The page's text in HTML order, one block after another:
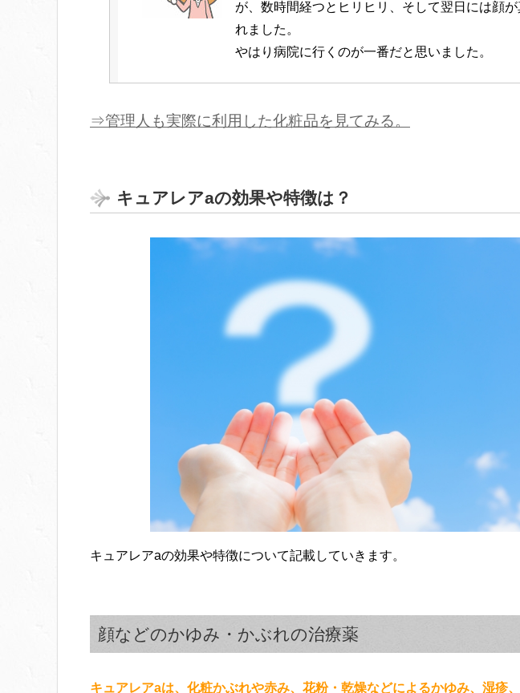
5年ほど前から目の周りや口周り首などに痒み・
毎晩の風呂上がりと朝の洗顔後に化粧水の上から
何年も悩んでいた症状から解放されて泣くほど
40代女性
花粉症皮膚炎になり、病院に行くかどうか迷った
キュアレアaをつけたら1時間ほどで痒みがなくな
腫れもほとんどひきました。
2日後には完全に治り、化粧も出来るようになっ
助かりました。
目の周りにも塗る事が出来たので良かったです。
日焼け止めを使用しかぶれた肌に、キュアレアa
用してみました。
が、数時間経つとヒリヒリ、そして翌日には顔
れました。
やはり病院に行くのが一番だと思いました。
アレアaを購入し使用しました。
ます。
40代女性
キュアレアaは、非ステロイドで目元にも使える
待して購入しました。
残念ながら私には効果ゼロで何も塗らないのと同
効果のある人が羨ましいです。
⇒管理人も実際に利用した化粧品を見てみる。
キュアレアaの効果や特徴は？
キュアレアaの効果や特徴について記載していきます。
顔などのかゆみ・かぶれの治療薬
キュアレアaは、化粧かぶれや赤み、花粉・乾燥などによるかゆみ、湿疹